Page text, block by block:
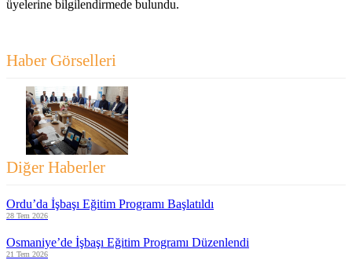
üyelerine bilgilendirmede bulundu.
Haber Görselleri
Diğer Haberler
Ordu’da İşbaşı Eğitim Programı Başlatıldı
28 Tem 2026
Osmaniye’de İşbaşı Eğitim Programı Düzenlendi
21 Tem 2026